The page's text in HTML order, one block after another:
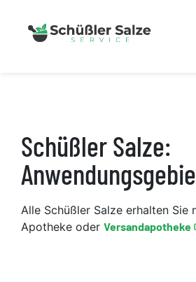
Schüßler Salze:
Alle Schüßler Salze erhalten Sie
Apotheke oder Versandapotheke